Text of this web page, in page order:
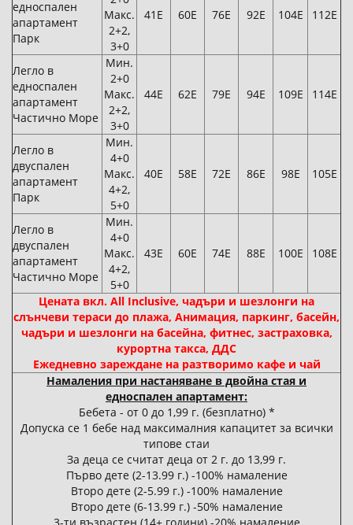
едноспален
апартамент
Парк
Макс.
2+2,
3+0
41Е 60Е 76Е 92Е 104Е 112Е
Легло в
едноспален
апартамент
Частично Море
Мин.
2+0
Макс.
2+2,
3+0
44Е 62Е 79Е 94Е 109Е 114Е
Легло в
двуспален
апартамент
Парк
Мин.
4+0
Макс.
4+2,
5+0
40Е 58Е 72Е 86Е 98Е 105Е
Легло в
двуспален
апартамент
Частично Море
Мин.
4+0
Макс.
4+2,
5+0
43Е 60Е 74Е 88Е 100Е 108Е
Цената вкл. All Inclusive, чадъри и шезлонги на
слънчеви тераси до плажа, Анимация, паркинг, басейн,
чадъри и шезлонги на басейна, фитнес, застраховка,
курортна такса, ДДС
Ежедневно зареждане на разтворимо кафе и чай
Намаления при настаняване в двойна стая и
едноспален апартамент:
Бебета - от 0 до 1,99 г. (безплатно) *
Допуска се 1 бебе над максималния капацитет за всички
типове стаи
За деца се считат деца от 2 г. до 13,99 г.
Първо дете (2-13.99 г.) -100% намаление
Второ дете (2-5.99 г.) -100% намаление
Второ дете (6-13.99 г.) -50% намаление